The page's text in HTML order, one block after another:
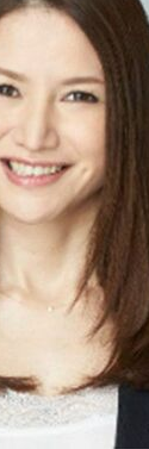
させる可能性